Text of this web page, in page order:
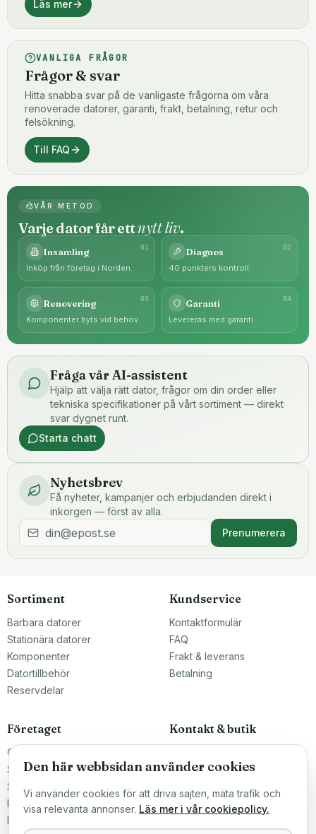
Läs mer
VANLIGA FRÅGOR
Frågor & svar
Hitta snabba svar på de vanligaste frågorna om våra
renoverade datorer, garanti, frakt, betalning, retur och
felsökning.
Till FAQ
VÅR METOD
Varje dator får ettnytt liv.
01
Insamling
Inköp från företag i Norden.
02
Diagnos
40 punkters kontroll.
03
Renovering
Komponenter byts vid behov.
04
Garanti
Levereras med garanti.
Fråga vår AI-assistent
Hjälp att välja rätt dator, frågor om din order eller
tekniska specifikationer på vårt sortiment — direkt
svar dygnet runt.
Starta chatt
Nyhetsbrev
Få nyheter, kampanjer och erbjudanden direkt i
inkorgen — först av alla.
Prenumerera
Sortiment
Bärbara datorer
Stationära datorer
Komponenter
Datortillbehör
Reservdelar
Kundservice
Kontaktformulär
FAQ
Frakt & leverans
Betalning
Företaget
Om oss
Större inköp?
Sälj till oss
Köpvillkor
Integritetspolicy
Kontakt & butik
Malmö, Sverige
ÖPPETTIDER
Mån–Fre 10–16
Den här webbsidan använder cookies
Vi använder cookies för att driva sajten, mäta trafik och
visa relevanta annonser. Läs mer i vår cookiepolicy.